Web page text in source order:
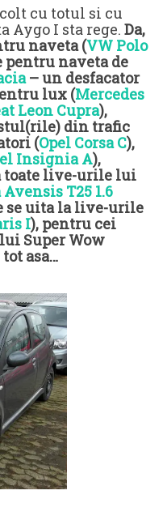
cu totul si cu
Aygo I sta rege. Da,
naveta (VW Polo
naveta de
– un desfacator
lux (Mercedes
Leon Cupra),
din trafic
(Opel Corsa C),
Insignia A),
toate live-urile lui
T25 1.6
se uita la live-urile
I), pentru cei
Super Wow
asa…